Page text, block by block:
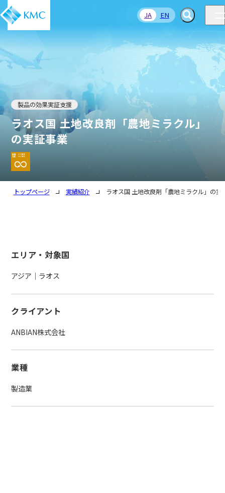
JA EN
製品の効果実証支援
ラオス国 土地改良剤「農地ミラクル」
の実証事業
トップページ 実績紹介 ラオス国 土地改良剤「農地ミラクル」の実
エリア・対象国
アジア｜ラオス
クライアント
ANBIAN株式会社
業種
製造業